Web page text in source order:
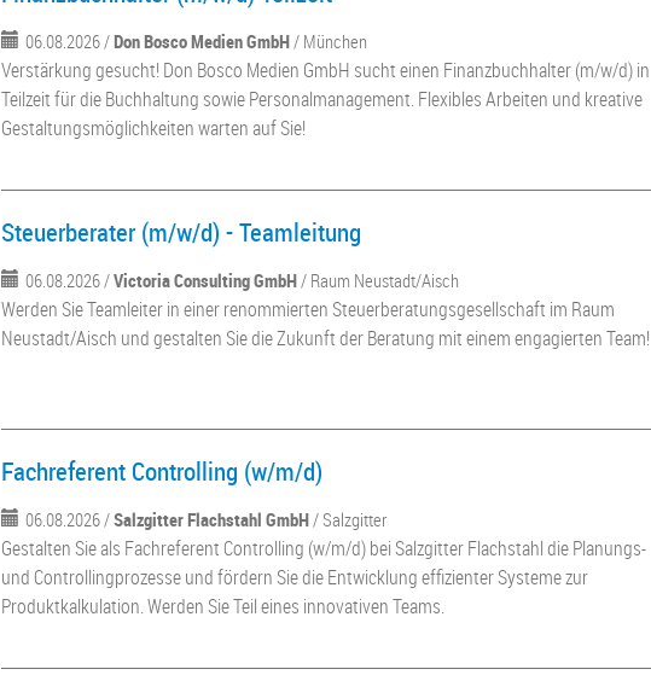
06.08.2026 /Don Bosco Medien GmbH/ München
Verstärkung gesucht! Don Bosco Medien GmbH sucht einen Finanzbuchhalter (m/w/d) in
Teilzeit für die Buchhaltung sowie Personalmanagement. Flexibles Arbeiten und kreative
Gestaltungsmöglichkeiten warten auf Sie!
Steuerberater (m/w/d) - Teamleitung
06.08.2026 /Victoria Consulting GmbH/ Raum Neustadt/Aisch
Werden Sie Teamleiter in einer renommierten Steuerberatungsgesellschaft im Raum
Neustadt/Aisch und gestalten Sie die Zukunft der Beratung mit einem engagierten Team!
Fachreferent Controlling (w/m/d)
06.08.2026 /Salzgitter Flachstahl GmbH/ Salzgitter
Gestalten Sie als Fachreferent Controlling (w/m/d) bei Salzgitter Flachstahl die Planungs-
und Controllingprozesse und fördern Sie die Entwicklung effizienter Systeme zur
Produktkalkulation. Werden Sie Teil eines innovativen Teams.